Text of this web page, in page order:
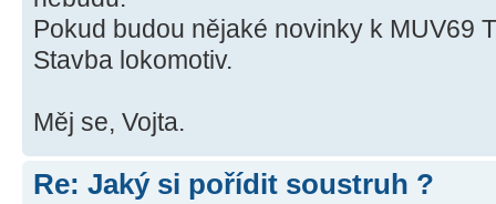
Pokud budou nějaké novinky k MUV69
Stavba lokomotiv.
Měj se, Vojta.
Re: Jaký si pořídit soustruh ?